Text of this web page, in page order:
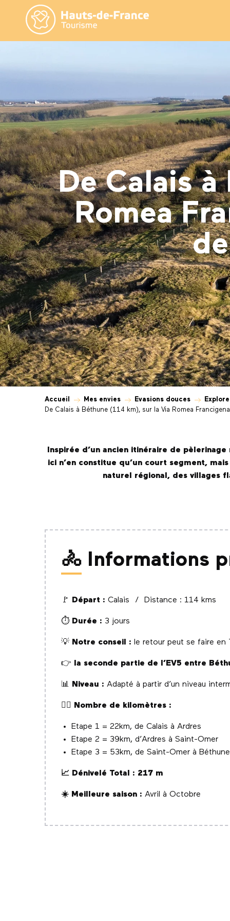
contenu
principal
De Calais
Romea
Accueil Mes envies Evasions douces
De Calais à Béthune (114 km), sur la Via Romea
Inspirée d’un ancien itinéraire de
ici n’en constitue qu’un court segment,
naturel régional, des villages
🚴 Informations
🚩 Départ : Calais / Distance : 114 kms
⏱️ Durée : 3 jours
💡 Notre conseil : le retour peut se faire en
👉 la seconde partie de l’EV5 entre
📊 Niveau : Adapté à partir d’un niveau
🚴‍♂️ Nombre de kilomètres :
Etape 1 = 22km, de Calais à Ardres
Etape 2 = 39km, d’Ardres à Saint-Omer
Etape 3 = 53km, de Saint-Omer à Béthune
📈 Dénivelé Total : 217 m
☀️ Meilleure saison : Avril à Octobre